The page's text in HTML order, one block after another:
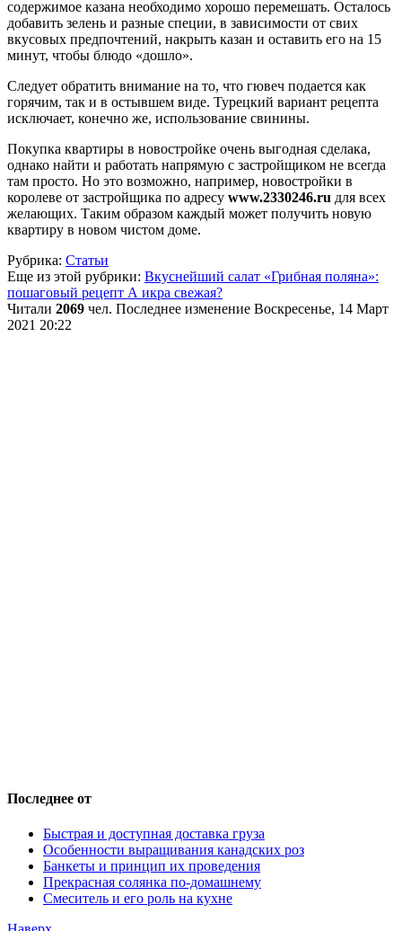
содержимое казана необходимо хорошо перемешать. Осталось
добавить зелень и разные специи, в зависимости от свих
вкусовых предпочтений, накрыть казан и оставить его на 15
минут, чтобы блюдо «дошло».
Следует обратить внимание на то, что гювеч подается как
горячим, так и в остывшем виде. Турецкий вариант рецепта
исключает, конечно же, использование свинины.
Покупка квартиры в новостройке очень выгодная сделака,
однако найти и работать напрямую с застройщиком не всегда
там просто. Но это возможно, например, новостройки в
королеве от застройщика по адресу www.2330246.ru для всех
желающих. Таким образом каждый может получить новую
квартиру в новом чистом доме.
Рубрика: Статьи
Еще из этой рубрики: Вкуснейший салат «Грибная поляна»:
пошаговый рецепт А икра свежая?
Читали 2069 чел. Последнее изменение Воскресенье, 14 Март
2021 20:22
Последнее от
Быстрая и доступная доставка груза
Особенности выращивания канадских роз
Банкеты и принцип их проведения
Прекрасная солянка по-домашнему
Смеситель и его роль на кухне